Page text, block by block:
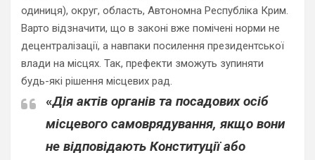
одиниця), округ, область, Автономна Республіка Крим.
Варто відзначити, що в законі вже помічені норми не
децентралізації, а навпаки посилення президентської
влади на місцях. Так, префекти зможуть зупиняти
будь-які рішення місцевих рад.
«Дія актів органів та посадових осіб
місцевого самоврядування, якщо вони
не відповідають Конституції або